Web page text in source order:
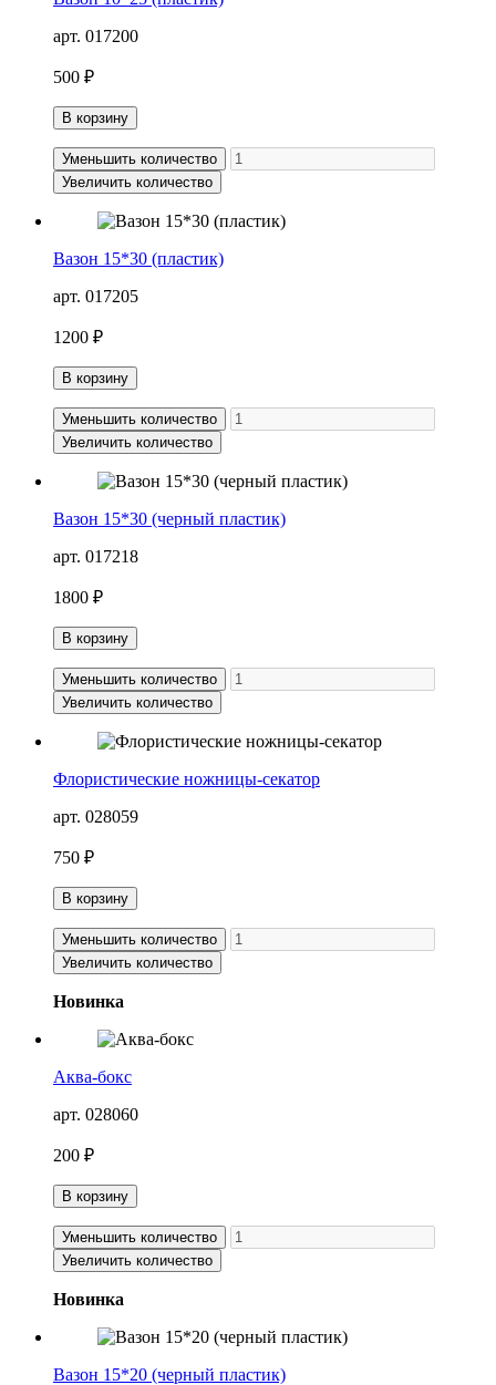
арт. 017200
500 ₽
В корзину
Уменьшить количество
Увеличить количество
Вазон 15*30 (пластик)
арт. 017205
1200 ₽
В корзину
Уменьшить количество
Увеличить количество
Вазон 15*30 (черный пластик)
арт. 017218
1800 ₽
В корзину
Уменьшить количество
Увеличить количество
Флористические ножницы-секатор
арт. 028059
750 ₽
В корзину
Уменьшить количество
Увеличить количество
Новинка
Аква-бокс
арт. 028060
200 ₽
В корзину
Уменьшить количество
Увеличить количество
Новинка
Вазон 15*20 (черный пластик)